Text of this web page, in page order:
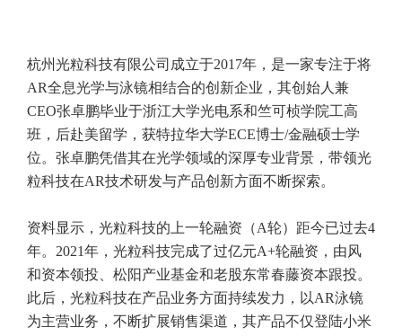
杭州光粒科技有限公司成立于2017年，是一家专注于将
AR全息光学与泳镜相结合的创新企业，其创始人兼
CEO张卓鹏毕业于浙江大学光电系和竺可桢学院工高
班，后赴美留学，获特拉华大学ECE博士/金融硕士学
位。张卓鹏凭借其在光学领域的深厚专业背景，带领光
粒科技在AR技术研发与产品创新方面不断探索。
资料显示，光粒科技的上一轮融资（A轮）距今已过去4
年。2021年，光粒科技完成了过亿元A+轮融资，由风
和资本领投、松阳产业基金和老股东常春藤资本跟投。
此后，光粒科技在产品业务方面持续发力，以AR泳镜
为主营业务，不断扩展销售渠道，其产品不仅登陆小米